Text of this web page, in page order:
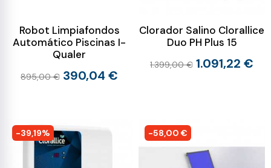
Robot Limpiafondos
Automático Piscinas I-
Qualer
895,00 € 390,04 €
Clorador Salino Clorallice
Duo PH Plus 15
1.399,00 € 1.091,22 €
-39,19% -58,00 €